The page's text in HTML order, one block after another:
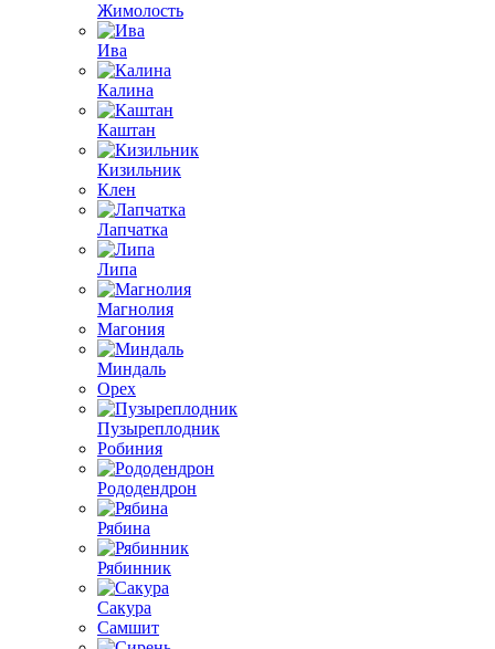
Жимолость
Ива
Калина
Каштан
Кизильник
Клен
Лапчатка
Липа
Магнолия
Магония
Миндаль
Орех
Пузыреплодник
Робиния
Рододендрон
Рябина
Рябинник
Сакура
Самшит